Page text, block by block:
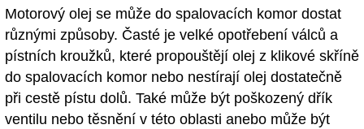
Motorový olej se může do spalovacích komor dostat
různými způsoby. Časté je velké opotřebení válců a
pístních kroužků, které propouštějí olej z klikové skříně
do spalovacích komor nebo nestírají olej dostatečně
při cestě pístu dolů. Také může být poškozený dřík
ventilu nebo těsnění v této oblasti anebo může být